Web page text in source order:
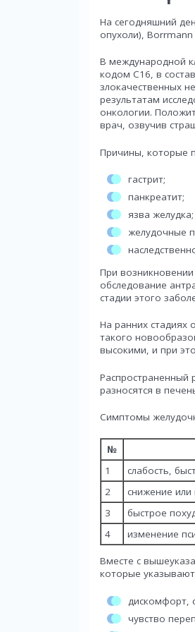
На сегодняшний
опухоли),
В международной
кодом C16, в
злокачественных
результатам
онкологии.
врач, озвучив
Причины, которые
гастрит;
панкреатит;
язва желудка;
желудочные
При
обследование
стадии этого
На ранних стадиях
такого
высокими, и при
Распространенный
разносятся в
Симптомы
№
1
слабость,
2
снижение или
3
быстрое
4
изменение
Вместе с
которые
дискомфорт,
чувство